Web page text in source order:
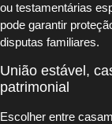
ou testamentárias
pode garantir
disputas familiares.
União estável,
patrimonial
Escolher entre